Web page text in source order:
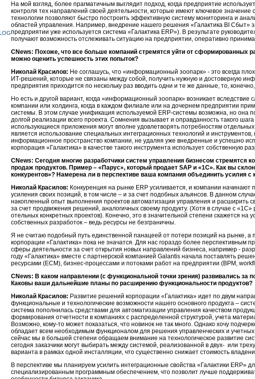
На мой взгляд, более прагматичным выглядит подход, когда предприятие
контроля тех направлений своей деятельности, которые имеют ключевое
технологии позволяют быстро построить эффективную систему мониторинга и
областей управления. Например, внедрение нашего решения «Галактика BI Сбыт»
предприятии уже используется система «Галактика ERP»). В результате
получают возможность отслеживать ситуацию на предприятии, оперативно
CNews: Похоже, что все больше компаний стремятся уйти от сформированных
можно оценить успешность этих попыток?
Николай Красилов: Не соглашусь, что «информационный зоопарк» - это всегда
ИТ-решений, которые не связаны между собой, получить нужную и достоверную
предприятия приходится по нескольку раз вводить одни и те же данные, то,
Но есть и другой вариант, когда «информационный зоопарк» возникает вследствие
компании или холдинга, когда в каждом филиале или на дочернем предприятии
системы. В этом случае унификация используемой ERP-системы возможна, но она
долгой реализации всего проекта. Сомнения вызывает и оправданность такого
использующиеся приложения могут вполне удовлетворять потребностям
является использование специальных интеграционных технологий и
информационное пространство компании, не удаляя уже внедренные и успешно
корпорация «Галактика» в качестве такого инструмента использует собственную
CNews: Сегодня многие разработчики систем управления бизнесом стремятся
продаж продуктов. Пример – «Парус», который продает SAP и «1С». Как вы
конкурентов»? Намерена ли в перспективе ваша компания объединить усилия с
Николай Красилов: Конкуренция на рынке ERP усиливается, и компании
усиления своих позиций, в том числе – и за счет подобных альянсов. В данном
накопленный опыт выполнения проектов автоматизации управления и расширить
за счет продвижения решений, аналогичных своему продукту. (Хотя в случае с «1С»
отельных конкретных проектов). Конечно, это в значительной степени скажется на
собственных разработок – ведь ресурсы не безграничны.
Я не считаю подобный путь единственной панацеей от потери позиций на рынке,
корпорации «Галактика» пока не значатся. Для нас гораздо более перспективным
сферы деятельности за счет открытия новых направлений бизнеса, например -
году «Галактика» вместе с партнерской компанией Galantis начала поставлять
ресурсами (ECM), бизнес-процессами и потоками работ на предприятии (BPM,
CNews: В каком направлении (с функциональной точки зрения) развивались
Каковы ваши дальнейшие планы по расширению функциональности продуктов?
Николай Красилов: Развитие решений корпорации «Галактика» идет по двум
функциональные и технологические возможности нашего основного продукта –
система пополнилась средствами для автоматизации управления качеством
формирования отчетности в компаниях с распределенной структурой, учета
Возможно, кому-то может показаться, что новинок не так много. Однако хочу
обладает всем необходимым функционалом для решения управленческих и
сейчас мы в большей степени обращаем внимание на технологическое развитие
сегодня заказчики могут выбирать между системой, реализованной в двух- или
варианта в рамках одной инсталляции, что существенно снижает стоимость
В перспективе мы планируем усилить интеграционные свойства «Галактики ERP»
специализированным программным обеспечением, что позволит лучше